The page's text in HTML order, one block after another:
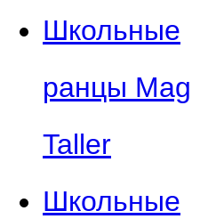
Школьные
ранцы Mag
Taller
Школьные